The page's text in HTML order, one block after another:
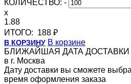
КОЛИЧЕСТВО: -
x
1.88
ИТОГО: 188 ₽
В КОРЗИНУ В корзине
БЛИЖАЙШАЯ ДАТА ДОСТАВКИ
в г. Москва
Дату доставки вы сможете
время оформления заказа